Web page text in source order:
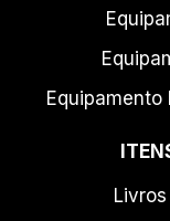
Equipamento